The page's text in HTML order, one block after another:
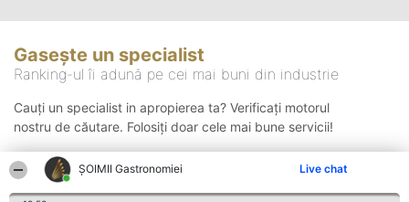
ȘOIMII Gastronomiei Live chat
Gasește un specialist
Ranking-ul îi adună pe cei mai buni din industrie
Cauți un specialist in apropierea ta? Verificați motorul
nostru de căutare. Folosiți doar cele mai bune servicii!